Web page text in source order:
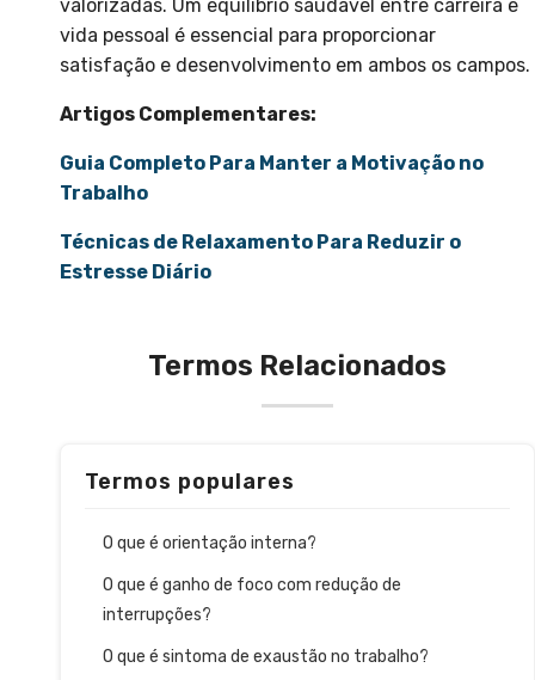
valorizadas. Um equilíbrio saudável entre carreira e
vida pessoal é essencial para proporcionar
satisfação e desenvolvimento em ambos os campos.
Artigos Complementares:
Guia Completo Para Manter a Motivação no
Trabalho
Técnicas de Relaxamento Para Reduzir o
Estresse Diário
Termos Relacionados
Termos populares
O que é orientação interna?
O que é ganho de foco com redução de
interrupções?
O que é sintoma de exaustão no trabalho?